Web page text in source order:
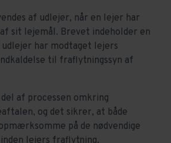
af udlejer, når en lejer har
sit lejemål. Brevet indeholder en
har modtaget lejers
til fraflytningssyn af
af processen omkring
og det sikrer, at både
på de nødvendige
lejers fraflytning.